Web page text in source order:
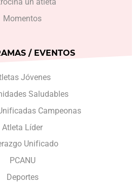
Momentos
/ EVENTOS
Jóvenes
Saludables
Campeonas
Atleta Líder
Unificado
PCANU
Deportes